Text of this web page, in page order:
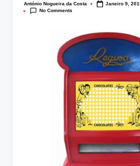
Posted
by
António Nogueira da Costa
Janeiro 9,
No Comments